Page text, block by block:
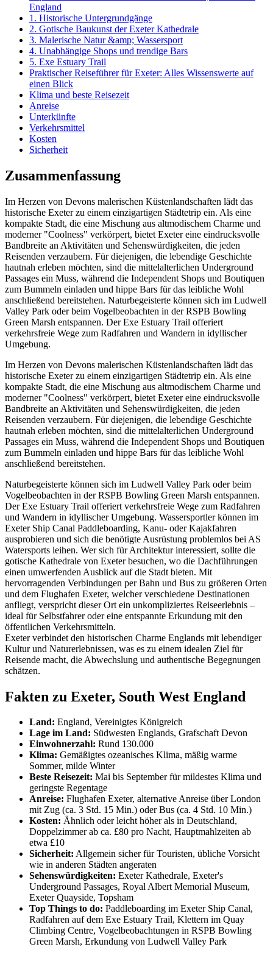
England
1. Historische Untergrundgänge
2. Gotische Baukunst der Exeter Kathedrale
3. Malerische Natur &amp; Wassersport
4. Unabhängige Shops und trendige Bars
5. Exe Estuary Trail
Praktischer Reiseführer für Exeter: Alles Wissenswerte auf
einen Blick
Klima und beste Reisezeit
Anreise
Unterkünfte
Verkehrsmittel
Kosten
Sicherheit
Zusammenfassung
Im Herzen von Devons malerischen Küstenlandschaften lädt das
historische Exeter zu einem einzigartigen Städtetrip ein. Als eine
kompakte Stadt, die eine Mischung aus altmodischem Charme und
moderner "Coolness" verkörpert, bietet Exeter eine eindrucksvolle
Bandbreite an Aktivitäten und Sehenswürdigkeiten, die jeden
Reisenden verzaubern. Für diejenigen, die lebendige Geschichte
hautnah erleben möchten, sind die mittelalterlichen Underground
Passages ein Muss, während die Independent Shops und Boutiquen
zum Bummeln einladen und hippe Bars für das leibliche Wohl
anschließend bereitstehen. Naturbegeisterte können sich im Ludwell
Valley Park oder beim Vogelbeobachten in der RSPB Bowling
Green Marsh entspannen. Der Exe Estuary Trail offeriert
verkehrsfreie Wege zum Radfahren und Wandern in idyllischer
Umgebung.
Im Herzen von Devons malerischen Küstenlandschaften lädt das
historische Exeter zu einem einzigartigen Städtetrip ein. Als eine
kompakte Stadt, die eine Mischung aus altmodischem Charme und
moderner "Coolness" verkörpert, bietet Exeter eine eindrucksvolle
Bandbreite an Aktivitäten und Sehenswürdigkeiten, die jeden
Reisenden verzaubern. Für diejenigen, die lebendige Geschichte
hautnah erleben möchten, sind die mittelalterlichen Underground
Passages ein Muss, während die Independent Shops und Boutiquen
zum Bummeln einladen und hippe Bars für das leibliche Wohl
anschließend bereitstehen.
Naturbegeisterte können sich im Ludwell Valley Park oder beim
Vogelbeobachten in der RSPB Bowling Green Marsh entspannen.
Der Exe Estuary Trail offeriert verkehrsfreie Wege zum Radfahren
und Wandern in idyllischer Umgebung. Wassersportler können im
Exeter Ship Canal Paddleboarding, Kanu- oder Kajakfahren
ausprobieren und sich die benötigte Ausrüstung problemlos bei AS
Watersports leihen. Wer sich für Architektur interessiert, sollte die
gotische Kathedrale von Exeter besuchen, wo die Dachführungen
einen umwerfenden Ausblick auf die Stadt bieten. Mit
hervorragenden Verbindungen per Bahn und Bus zu größeren Orten
und dem Flughafen Exeter, welcher verschiedene Destinationen
anfliegt, verspricht dieser Ort ein unkompliziertes Reiseerlebnis –
ideal für Selbstfahrer oder eine entspannte Erkundung mit den
öffentlichen Verkehrsmitteln.
Exeter verbindet den historischen Charme Englands mit lebendiger
Kultur und Naturerlebnissen, was es zu einem idealen Ziel für
Reisende macht, die Abwechslung und authentische Begegnungen
schätzen.
Fakten zu Exeter, South West England
Land: England, Vereinigtes Königreich
Lage im Land: Südwesten Englands, Grafschaft Devon
Einwohnerzahl: Rund 130.000
Klima: Gemäßigtes ozeanisches Klima, mäßig warme
Sommer, milde Winter
Beste Reisezeit: Mai bis September für mildestes Klima und
geringste Regentage
Anreise: Flughafen Exeter, alternative Anreise über London
mit Zug (ca. 3 Std. 15 Min.) oder Bus (ca. 4 Std. 10 Min.)
Kosten: Ähnlich oder leicht höher als in Deutschland,
Doppelzimmer ab ca. £80 pro Nacht, Hauptmahlzeiten ab
etwa £10
Sicherheit: Allgemein sicher für Touristen, übliche Vorsicht
wie in anderen Städten angeraten
Sehenswürdigkeiten: Exeter Kathedrale, Exeter's
Underground Passages, Royal Albert Memorial Museum,
Exeter Quayside, Topsham
Top Things to do: Paddleboarding im Exeter Ship Canal,
Radfahren auf dem Exe Estuary Trail, Klettern im Quay
Climbing Centre, Vogelbeobachtungen in RSPB Bowling
Green Marsh, Erkundung von Ludwell Valley Park